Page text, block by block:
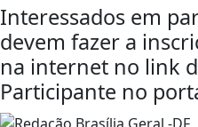
Interessados em
devem fazer a
na internet no link
Participante no